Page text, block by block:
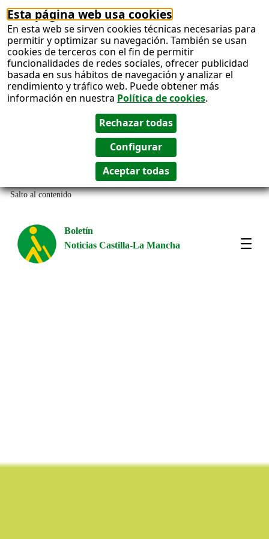
Esta página web usa cookies
En esta web se sirven cookies técnicas necesarias para
permitir y optimizar su navegación. También se usan
cookies de terceros con el fin de permitir
funcionalidades de redes sociales, ofrecer publicidad
basada en sus hábitos de navegación y analizar el
rendimiento y tráfico web. Puede obtener más
información en nuestra Política de cookies.
Salto al contenido
Boletín
Noticias Castilla-La Mancha